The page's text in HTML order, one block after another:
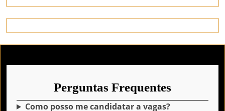
the
home
page
Perguntas Frequentes
Como posso me candidatar a vagas?